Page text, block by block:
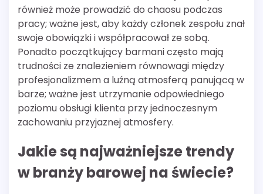
również może prowadzić do chaosu podczas
pracy; ważne jest, aby każdy członek zespołu znał
swoje obowiązki i współpracował ze sobą.
Ponadto początkujący barmani często mają
trudności ze znalezieniem równowagi między
profesjonalizmem a luźną atmosferą panującą w
barze; ważne jest utrzymanie odpowiedniego
poziomu obsługi klienta przy jednoczesnym
zachowaniu przyjaznej atmosfery.
Jakie są najważniejsze trendy
w branży barowej na świecie?